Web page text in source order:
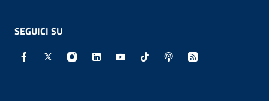
SEGUICI SU
Facebook - Sito esterno - Apertura in nuova finestra
X - Sito esterno - Apertura in nuova finestra
Instagram - Sito esterno - Apertura in
Linkedin - Sito esterno - Apertura in
Youtube - Sito esterno -
TikTok - Sito esterno -
Spreaker - Sito
Feed RSS -